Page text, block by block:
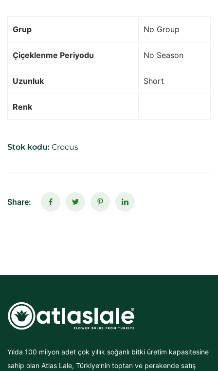
Grup No Group
Çiçeklenme Periyodu No Season
Uzunluk Short
Renk
Stok kodu: Crocus
Share:
Yılda 100 milyon adet çok yıllık soğanlı bitki üretim kapasitesine
sahip olan Atlas Lale, Türkiye’nin toptan ve perakende satış